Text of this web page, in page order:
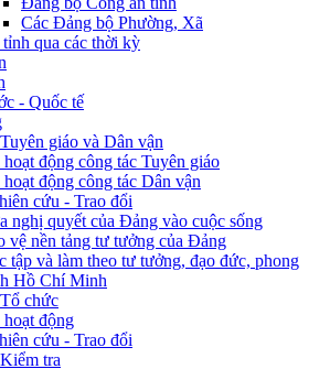
Các Đảng bộ Phường, Xã
qua các thời kỳ
- Quốc tế
giáo và Dân vận
động công tác Tuyên giáo
động công tác Dân vận
cứu - Trao đổi
nghị quyết của Đảng vào cuộc sống
vệ nền tảng tư tưởng của Đảng
tập và làm theo tư tưởng, đạo đức, phong
Hồ Chí Minh
chức
động
cứu - Trao đổi
tra